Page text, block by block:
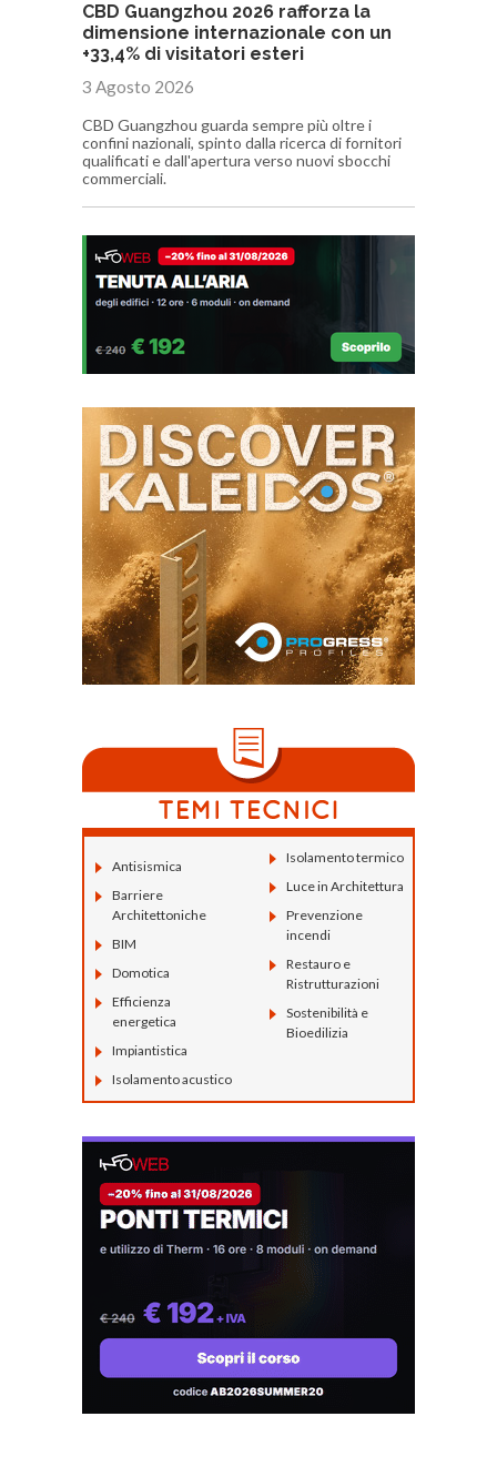
CBD Guangzhou 2026 rafforza la
dimensione internazionale con un
+33,4% di visitatori esteri
3 Agosto 2026
CBD Guangzhou guarda sempre più oltre i
confini nazionali, spinto dalla ricerca di fornitori
qualificati e dall'apertura verso nuovi sbocchi
commerciali.
Antisismica
Barriere
Architettoniche
BIM
Domotica
Efficienza
energetica
Impiantistica
Isolamento acustico
Isolamento termico
Luce in Architettura
Prevenzione
incendi
Restauro e
Ristrutturazioni
Sostenibilità e
Bioedilizia